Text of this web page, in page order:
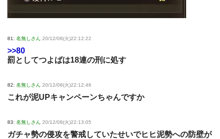
81: 名無しさん 20/12/08(火)22:12:22
>>80
罰としてつよばは18連の刑に処す
82: 名無しさん 20/12/08(火)22:12:46
これが泥UPキャンペーンちゃんですか
83: 名無しさん 20/12/08(火)22:13:05
ガチャ勢の侵攻を警戒していたせいでヒヒ泥勢への防壁が